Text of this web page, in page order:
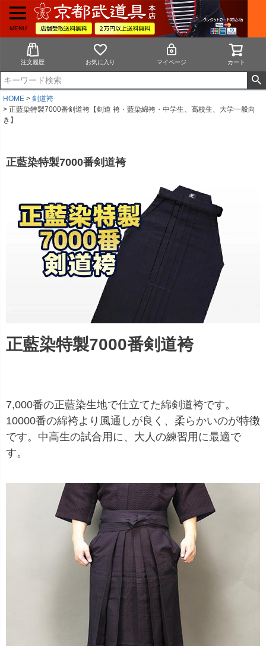
MENU
注文履歴 お気に入り マイページ カート
HOME
剣道袴
正藍染特製7000番剣道袴【剣道 袴・藍染綿袴・中学生、高校生、大学一般向
き】
正藍染特製7000番剣道袴
正藍染特製7000番剣道袴
7,000番の正藍染生地で仕立てた綿剣道袴です。
10000番の綿袴より風通しが良く、柔らかいのが特徴
です。中高生の試合用に、大人の練習用に最適で
す。